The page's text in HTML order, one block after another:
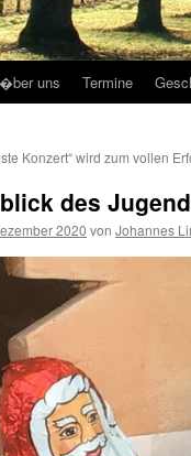
�ber uns Termine
Konzert“ wird zum vollen
des
2020 von Johannes